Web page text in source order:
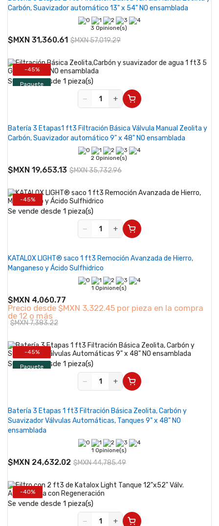
Carbón, Suavizador automático 13" x 54" NO ensamblada
3 Opinione(s)
$MXN 31,360.61 $MXN 57,019.29
-45%
Paquete
Se vende desde 1 pieza(s)
−
+
Batería 3 Etapas1 ft3 Filtración Básica Válvula Manual Zeolita y
Carbón, Suavizador automático 9" x 48" NO ensamblada
2 Opinione(s)
$MXN 19,653.13 $MXN 35,732.96
-45%
Se vende desde 1 pieza(s)
−
+
KATALOX LIGHT® saco 1 ft3 Remoción Avanzada de Hierro,
Manganeso y Ácido Sulfhidrico
1 Opinione(s)
$MXN 4,060.77
Precio desde $MXN 3,322.45 por pieza en la compra
de 12 o más
$MXN 7,383.22
-45%
Paquete
Se vende desde 1 pieza(s)
−
+
Batería 3 Etapas 1 ft3 Filtración Básica Zeolita, Carbón y
Suavizador Válvulas Automáticas, Tanques 9" x 48" NO
ensamblada
1 Opinione(s)
$MXN 24,632.02 $MXN 44,785.49
-40%
Se vende desde 1 pieza(s)
−
+